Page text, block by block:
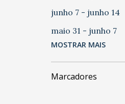
junho 7 - junho 14
maio 31 - junho 7
maio 24 - maio 31
MOSTRAR MAIS
Marcadores